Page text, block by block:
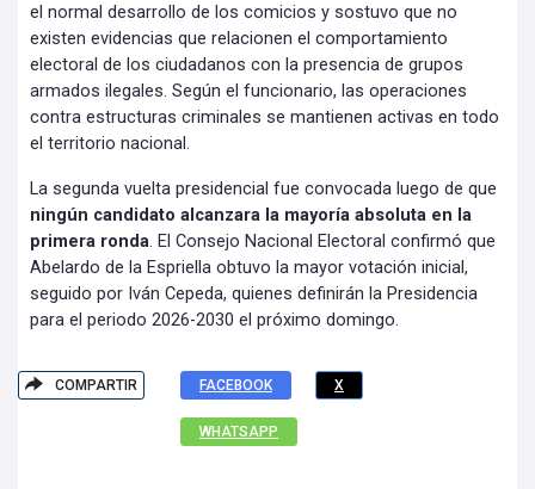
el normal desarrollo de los comicios y sostuvo que no
existen evidencias que relacionen el comportamiento
electoral de los ciudadanos con la presencia de grupos
armados ilegales. Según el funcionario, las operaciones
contra estructuras criminales se mantienen activas en todo
el territorio nacional.
La segunda vuelta presidencial fue convocada luego de que
ningún candidato alcanzara la mayoría absoluta en la
primera ronda. El Consejo Nacional Electoral confirmó que
Abelardo de la Espriella obtuvo la mayor votación inicial,
seguido por Iván Cepeda, quienes definirán la Presidencia
para el periodo 2026-2030 el próximo domingo.
COMPARTIR FACEBOOK X
WHATSAPP